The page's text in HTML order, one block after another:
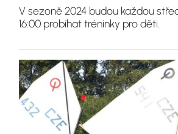
V sezoně 2024 budou každou
16:00 probíhat tréninky pro děti.